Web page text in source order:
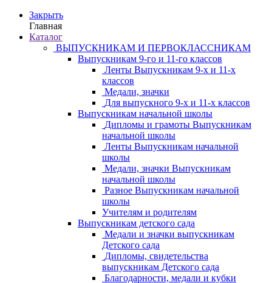
Закрыть
Главная
Каталог
ВЫПУСКНИКАМ И ПЕРВОКЛАССНИКАМ
Выпускникам 9-го и 11-го классов
Ленты Выпускникам 9-х и 11-х
классов
Медали, значки
Для выпускного 9-х и 11-х классов
Выпускникам начальной школы
Дипломы и грамоты Выпускникам
начальной школы
Ленты Выпускникам начальной
школы
Медали, значки Выпускникам
начальной школы
Разное Выпускникам начальной
школы
Учителям и родителям
Выпускникам детского сада
Медали и значки выпускникам
Детского сада
Дипломы, свидетельства
выпускникам Детского сада
Благодарности, медали и кубки